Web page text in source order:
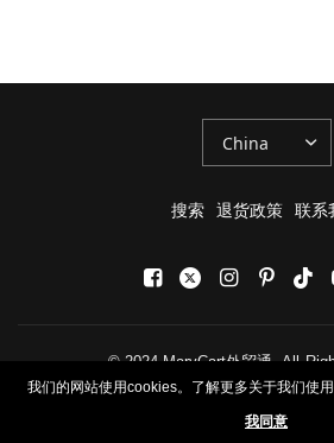
我们的网站使用cookies。了解更多关于我们使
我同意
更
家/
区
搜索 退货政策 联系
© 2024 MaryCart外贸通, All